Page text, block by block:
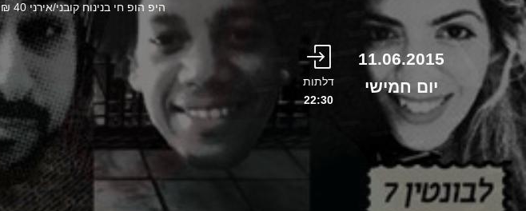
היפ הופ חי בנינוח קובני/אירני 40 ₪
11.06.2015
יום חמישי
דלתות
22:30